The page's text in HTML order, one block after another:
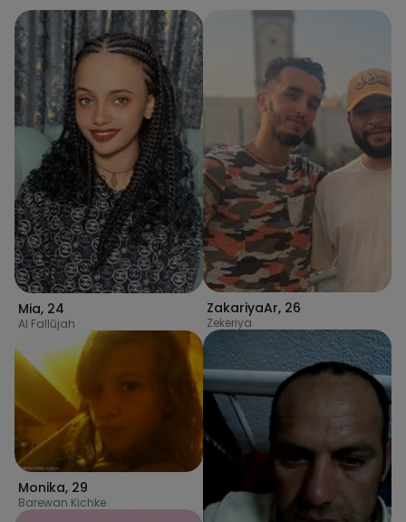
Mia, 24
Al Fallūjah
Monika, 29
Barewan Kichke
ZakariyaAr, 26
Zekeriya